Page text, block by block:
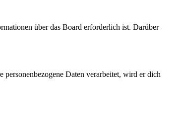
über das Board erforderlich ist. Darüber
Daten verarbeitet, wird er dich